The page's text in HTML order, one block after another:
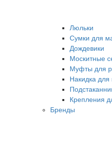
Люльки
Сумки для
Дождевики
Москитные
Муфты для
Накидка для
Крепления
Бренды